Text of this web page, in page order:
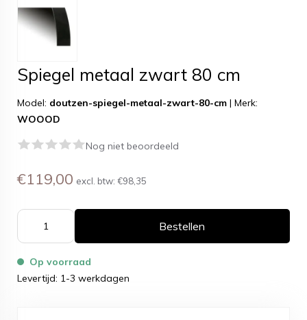
Spiegel metaal zwart 80 cm
Model: doutzen-spiegel-metaal-zwart-80-cm | Merk:
WOOOD
Nog niet beoordeeld
€119,00 excl. btw: €98,35
Bestellen
Op voorraad
Levertijd: 1-3 werkdagen